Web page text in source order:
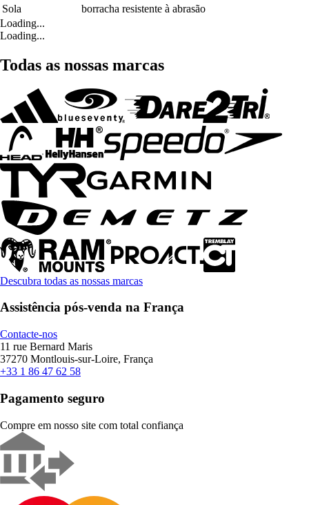
Sola
borracha resistente à abrasão
Loading...
Loading...
Todas as nossas marcas
Descubra todas as nossas marcas
Assistência pós-venda na França
Contacte-nos
11 rue Bernard Maris
37270 Montlouis-sur-Loire, França
+33 1 86 47 62 58
Pagamento seguro
Compre em nosso site com total confiança